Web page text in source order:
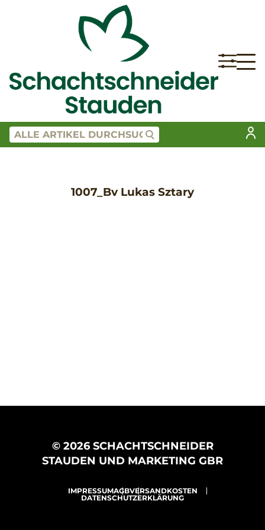
1007_Bv Lukas Sztary
© 2026 SCHACHTSCHNEIDER
STAUDEN UND MARKETING GBR
IMPRESSUMAGBVERSANDKOSTEN
DATENSCHUTZERKLÄRUNG